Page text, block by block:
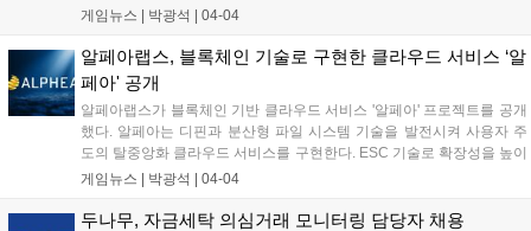
100명에게는 시드볼트 NFT 리미티드 에디션 등을 증정한다. 챌린지 참
다....
게임뉴스 | 박광석 | 04-04
알페아랩스, 블록체인 기술로 구현한 클라우드 서비스 ‘알
페아' 공개
알페아랩스가 블록체인 기반 클라우드 서비스 '알페아' 프로젝트를 공개
했다. 알페아는 디핀과 분산형 파일 시스템 기술을 발전시켜 사용자 주
도의 탈중앙화 클라우드 서비스를 구현한다. ESC 기술로 확장성을 높이
고, 엣지 샤딩 기술로 리소스 사용을 최적화했다. ESER 기술은 암호화
출원 중이며, 양자 컴퓨팅 저항 암호화 알고리즘도 적용 예정이다....
게임뉴스 | 박광석 | 04-04
두나무, 자금세탁 의심거래 모니터링 담당자 채용